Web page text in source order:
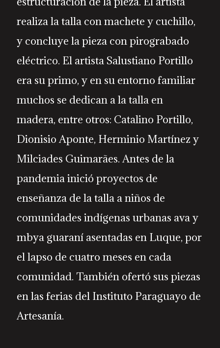
realiza la talla con machete y cuchillo,
y concluye la pieza con pirograbado
eléctrico. El artista Salustiano Portillo
era su primo, y en su entorno familiar
muchos se dedican a la talla en
madera, entre otros: Catalino Portillo,
Dionisio Aponte, Herminio Martínez y
Milciades Guimarães. Antes de la
pandemia inició proyectos de
enseñanza de la talla a niños de
comunidades indígenas urbanas ava y
mbya guaraní asentadas en Luque, por
el lapso de cuatro meses en cada
comunidad. También ofertó sus piezas
en las ferias del Instituto Paraguayo de
Artesanía.